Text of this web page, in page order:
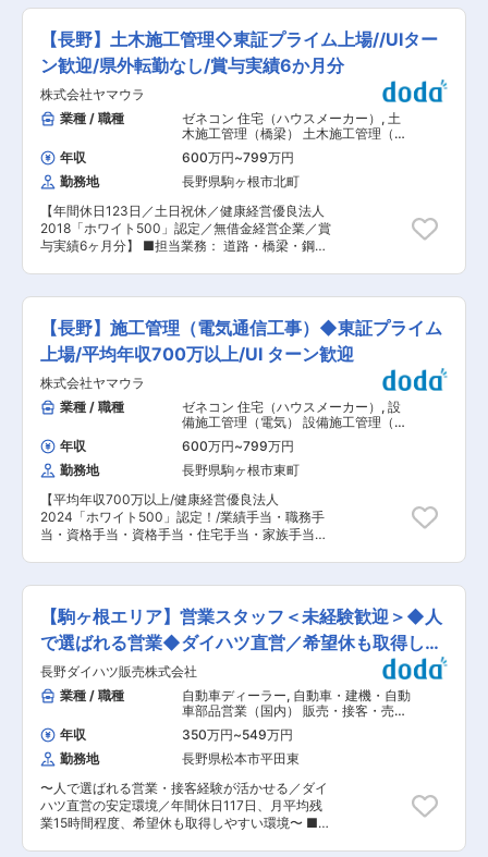
かりリフレッシュしながら働くことができます。
■入社時の自己負担が少ない環境です 整備業務に
必要な工具やつなぎ、帽子などは会社が貸与しま
す。 入社時に高額な工具を自身で購入する必要は
ありません。 --------------中途入社された方の
年収一例---------------- ※入社１年目は賞与が
満額支給されないため入社２年目年収を記載 ※推
定残業時間は20時間で計算 ※基本給は、ご年齢や
ご経験に応じて決定いたします ・30歳 国家二
級自動車整備士資格保有 基本給：223,700円 営
業手当：5,000円 入社２年目年収：4,163,510
円 ・30歳 国家二級自動車整備士資格保有 基本
給：220,700円 営業手当：5,000円 入社２年
----------------------------------- 変更の範
囲：会社の定める業務
モビリティ領域で世界トップクラスのシェアを有
するメーカー】 ・同社は、マリンレジャーボート
向け制御機器の開発・製造を行うTier1企業であ
り、自動車におけるハンドルやブレーキに相当す
る重要機能を担う製品を提供しています。 ・同社
の製品は、海・河川・湖といった世界各地の水域
で広く使用されており、特に船外機用メカニカル
リモコン分野において高いグローバルシェアを確
立しています。コクピットに配置され、ユーザー
が直接操作する中核部品として重要な役割を果た
しています。 ・大手エンジンメーカー各社と長期
にわたり安定した取引実績を有し、主力分野であ
る機構制御装置において世界トップクラスのポジ
ションを維持しています。 ■担当業務： 駒ケ根
工場の製造に関わる業務をご担当いただきます。
製造部門と生産技術部門が同部署となっているた
小型レジャーボートやPWC（水上バイク）や、建
設機械・産業機械向けリモートコントロールシス
テムの製造をお任せいたします。世界トップクラ
スのシェアを持つ製品もあります。 ■扱う製品
・マリン向け電子・機械式リモートコントロール
装置 ・コントロールケーブル ・電子制御アクチ
ュエータ ・ステアリングシステム ・建設機械・
産業機械向け操作制御機器 など ■組織構成： ・
12名ほどの組織となっており、幅広い年代の社員
が活躍しています。 ■教育体制： ・工場研修で
は受入から生産、出荷まで一連の業務を経験して
頂きます。その後、配属に合わせたプログラムや
必要な知識について研修を実施します。加えてニ
教育制度が充実しております。 ■ポジションの魅
力 ◎マリン業界は電動化や自動航行といった技術
に直結する製品開発に携わることが可能です。ニ
ッチ市場の特性上、裁量も大きく、企画力や発想
力を製品へ反映しやすい環境です。 変更の範囲：
会社の定める業務
【長野】土木施工管理◇東証プライム上場//UIター
ン歓迎/県外転勤なし/賞与実績6か月分
株式会社ヤマウラ
業種 / 職種
ゼネコン 住宅（ハウスメーカー） , 土
木施工管理（橋梁） 土木施工管理（上
下水道）
年収 600万円~799万円
勤務地
長野県駒ヶ根市北町
【年間休日123日／土日祝休／健康経営優良法人
2018「ホワイト500」認定／無借金経営企業／賞
与実績6ヶ月分】 ■担当業務： 道路・橋梁・鋼構
計画の立案、協力業者への指示出し、品質・コス
ト・工程・安全・環境等の管理。 【スケール】土
木は「Civil Engineering」の名の通り、生活のた
めの道路・橋梁・トンネル・空港、港湾施設等、
「社会基盤づくりの担い手」。地球を相手に「も
のづくり」をする仕事です。【働く環境】現場代
理人の方々が管理業務に集中できるように、事務
処理、測量などの分業化、各種ITツール導入によ
るDX推進なども積極的に投資しております。結
果として、残業時間も抑制し、働きやすい環境づ
くりに努めています。 ■特徴・魅力： ・資格取
得しやすい環境 資格取得しやすい環境を提供して
います。同社は、社員の日常業務と試験勉強の両
立のため、技術本部が資格取得に向けた勉強会を
開催し、予想問題の配布、添削等のサービスも行
っています。また、社員ひとりひとりが上司と相
て報奨金を支給、毎月の手当も加算されるなど、
努力に対してしっかり評価します。 ■製品力：
同社の主力商品であるブレインマンションを筆頭
に、長野県全域から首都圏へと拠点網を広げ、更
なる躍進を図っています。また従来のような受注
請負型ではなく、自ら市場を開拓する知恵と力を
持った建設企業として独自の商品戦略を展開して
います。 変更の範囲：会社の定める業務
【長野】施工管理（電気通信工事）◆東証プライム
上場/平均年収700万以上/UI ターン歓迎
株式会社ヤマウラ
業種 / 職種
ゼネコン 住宅（ハウスメーカー） , 設
備施工管理（電気） 設備施工管理（通
信設備／消防・防災設備）
年収 600万円~799万円
勤務地
長野県駒ヶ根市東町
【平均年収700万以上/健康経営優良法人
2024「ホワイト500」認定！/業績手当・職務手
当・資格手当・資格手当・住宅手当・家族手当あ
工事の施工管理業務をお任せします。 ■業務詳
細： ・施工計画の立案し ・協力業者への指示出
し ・品質・コスト・工程・安全・環境の管理
例）ダム制御関係：同社エンジニアリング事業部
で自社製作した制御盤の現場施工や保守管理を行
います。 ■特徴・魅力： 【資格取得しやすい環
境】 ・資格取得しやすい環境を提供しています。
同社は、社員の日常業務と試験勉強の両立のた
め、技術本部が資格取得に向けた勉強会を開催
し、予想問題の配布、添削等のサービスも行って
います。また、社員ひとりひとりが上司と相談し
ながら目標管理シートを作成し、計画に従って学
習を進めます。試験合格の際は、資格に応じて報
奨金を支給、毎月の手当も加算されるなど、努力
に対してしっかり評価します。 【製品力】 同社
では、常に最新の技術、設備を導入しています。
【駒ヶ根エリア】営業スタッフ＜未経験歓迎＞◆人
で選ばれる営業◆ダイハツ直営／希望休も取得しや
すい環境
長野ダイハツ販売株式会社
業種 / 職種
自動車ディーラー, 自動車・建機・自動
車部品営業（国内） 販売・接客・売り
場担当
年収 350万円~549万円
勤務地
長野県松本市平田東
〜人で選ばれる営業・接客経験が活かせる／ダイ
ハツ直営の安定環境／年間休日117日、月平均残
業15時間程度、希望休も取得しやすい環境〜 ■業